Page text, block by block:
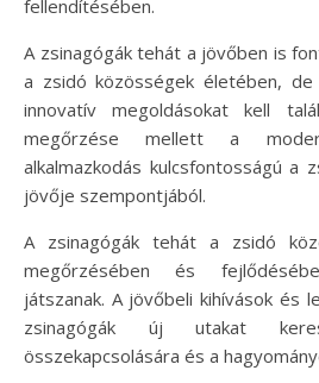
fellendítésében.
A zsinagógák tehát a jövőben is
a zsidó közösségek életében, de
innovatív megoldásokat kell
megőrzése mellett a
alkalmazkodás kulcsfontosságú a
jövője szempontjából.
A zsinagógák tehát a zsidó
megőrzésében és
játszanak. A jövőbeli kihívások és
zsinagógák új utakat
összekapcsolására és a